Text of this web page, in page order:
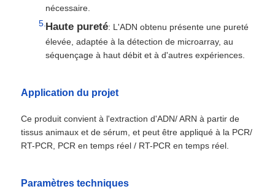
nécessaire.
Haute pureté: L'ADN obtenu présente une pureté
élevée, adaptée à la détection de microarray, au
séquençage à haut débit et à d'autres expériences.
Application du projet
Ce produit convient à l'extraction d'ADN/ ARN à partir de
tissus animaux et de sérum, et peut être appliqué à la PCR/
RT-PCR, PCR en temps réel / RT-PCR en temps réel.
Paramètres techniques